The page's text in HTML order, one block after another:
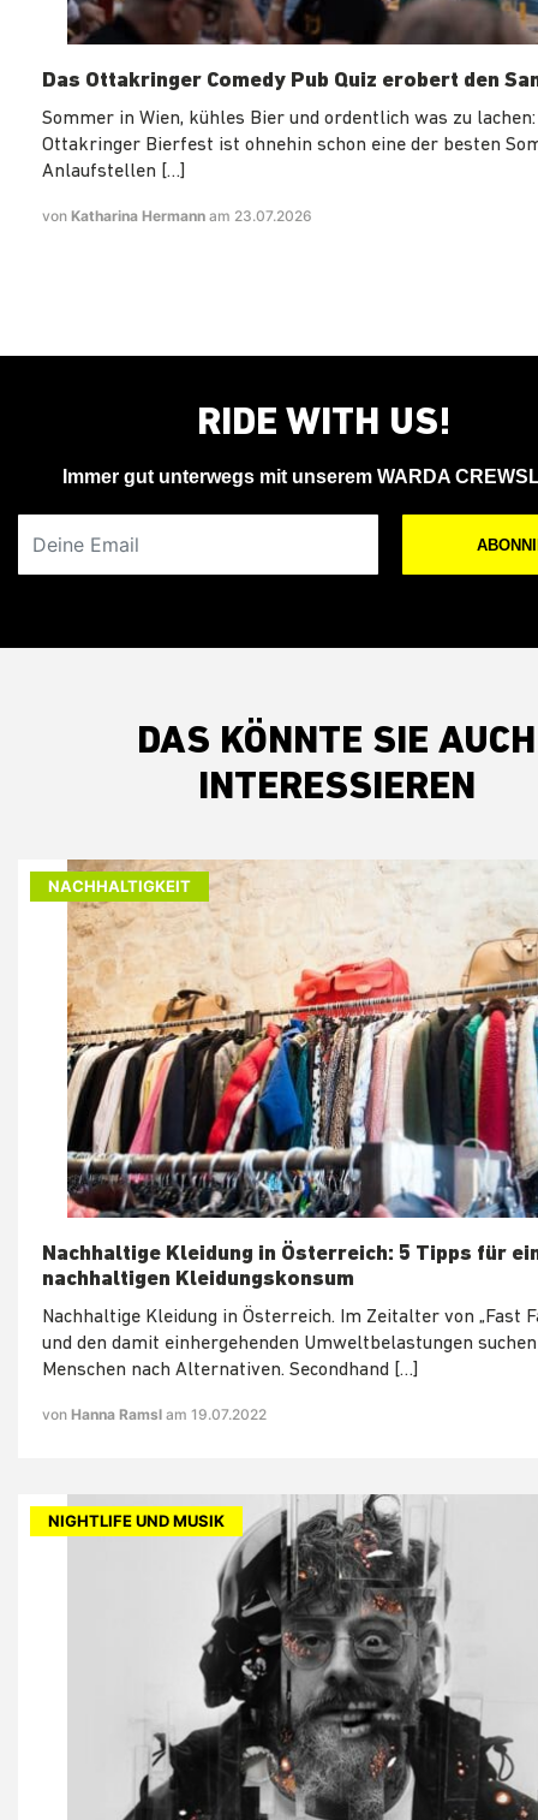
Das Ottakringer Comedy Pub Quiz erobert den
Sommer in Wien, kühles Bier und ordentlich was zu lachen:
Ottakringer Bierfest ist ohnehin schon eine der besten
Anlaufstellen […]
von Katharina Hermann am 23.07.2026
RIDE WITH US!
Immer gut unterwegs mit unserem WARDA
DAS KÖNNTE SIE AUCH
INTERESSIEREN
NACHHALTIGKEIT
Nachhaltige Kleidung in Österreich: 5 Tipps für
nachhaltigen Kleidungskonsum
Nachhaltige Kleidung in Österreich. Im Zeitalter von „Fast
und den damit einhergehenden Umweltbelastungen
Menschen nach Alternativen. Secondhand […]
von Hanna Ramsl am 19.07.2022
NIGHTLIFE UND MUSIK